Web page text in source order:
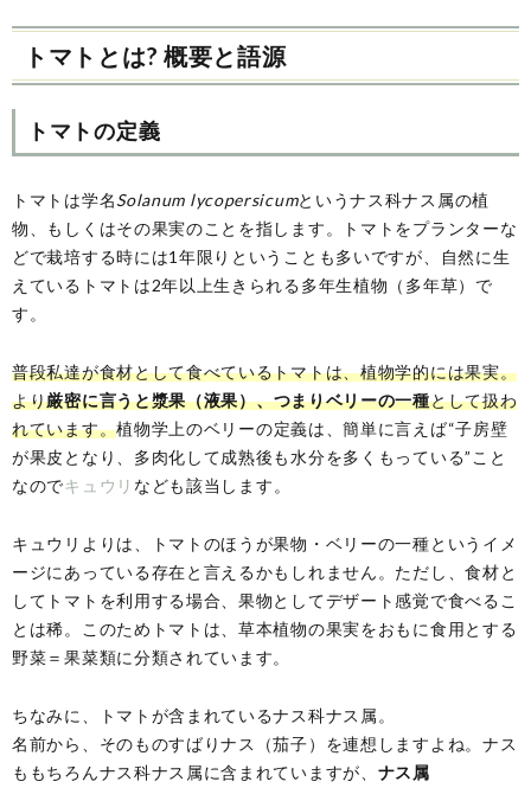
トマトとは? 概要と語源
トマトの定義
トマトは学名Solanum lycopersicumというナス科ナス属の植
物、もしくはその果実のことを指します。トマトをプランターな
どで栽培する時には1年限りということも多いですが、自然に生
えているトマトは2年以上生きられる多年生植物（多年草）で
す。
普段私達が食材として食べているトマトは、植物学的には果実。
より厳密に言うと漿果（液果）、つまりベリーの一種として扱わ
れています。植物学上のベリーの定義は、簡単に言えば“子房壁
が果皮となり、多肉化して成熟後も水分を多くもっている”こと
なのでキュウリ なども該当します。
キュウリよりは、トマトのほうが果物・ベリーの一種というイメ
ージにあっている存在と言えるかもしれません。ただし、食材と
してトマトを利用する場合、果物としてデザート感覚で食べるこ
とは稀。このためトマトは、草本植物の果実をおもに食用とする
野菜＝果菜類に分類されています。
ちなみに、トマトが含まれているナス科ナス属。
名前から、そのものすばりナス（茄子）を連想しますよね。ナス
ももちろんナス科ナス属に含まれていますが、 ナス属